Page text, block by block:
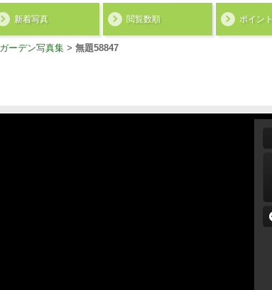
新着写真 閲覧数順 ポイント
ーデン写真集 > 無題58847